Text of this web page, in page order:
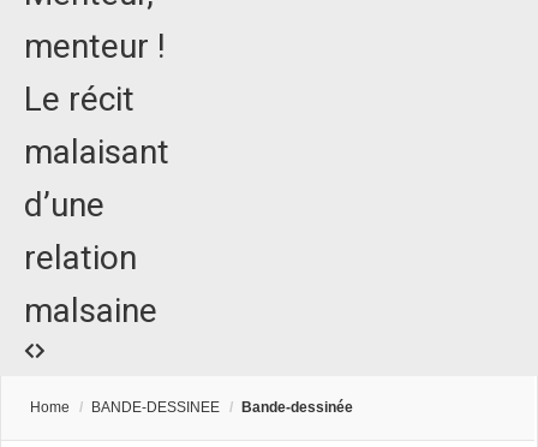
menteur !
Le récit
malaisant
d’une
relation
malsaine
Home / BANDE-DESSINEE / Bande-dessinée